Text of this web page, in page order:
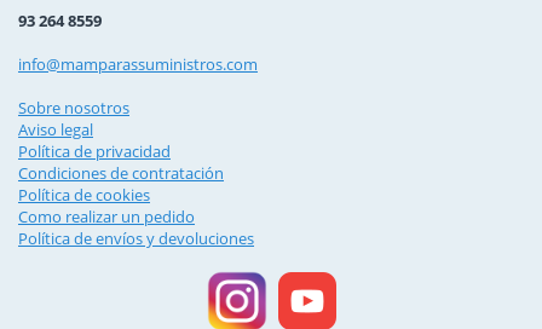
93 264 8559
info@mamparassuministros.com
Sobre nosotros
Aviso legal
Política de privacidad
Condiciones de contratación
Política de cookies
Como realizar un pedido
Política de envíos y devoluciones